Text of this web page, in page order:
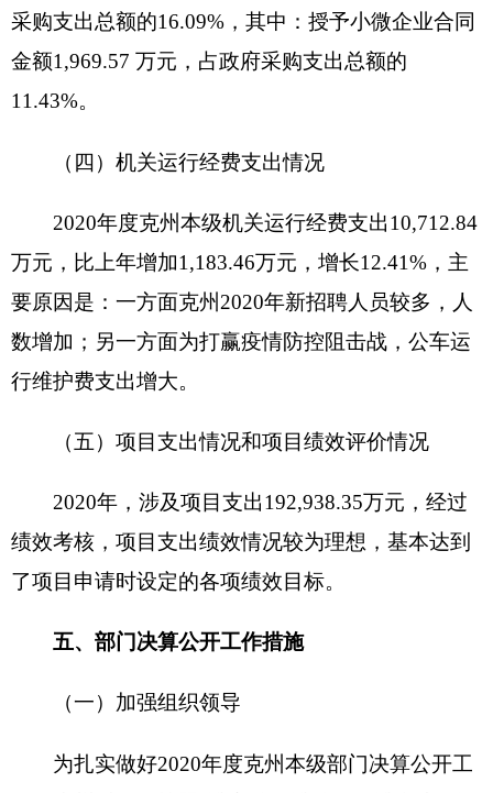
作，克州财政局按照“谁主管、谁公开、谁负责”的
并指导部门决算公开工作，建立沟通协调机制，加
强与各预算单位沟通协调。明确各预算单位为部门
决算信息公开工作，确保按期完成决算公开工作，
（二）建立督导机制
财政部门对各部门单位的决算公开工作进行指
导，在决算批复完毕后，督促各部门按时完成公
开，收集各部门单位的决算公开信息，统计通报公
（三）加强监督检查
财政部门加强对决算公开工作的监督检查。对
检查中发现的问题，及时督促部门单位进行整改。
（四）定期考核评价
财政部门将决算公开情况纳入年度财政工作考
性、细化程度，以及公开形式是否规范、组织是否
门决算公开情况进行考核；同时，将各部门决算公